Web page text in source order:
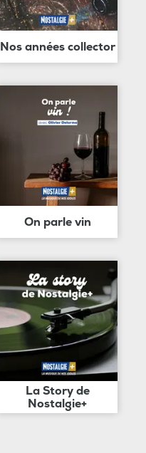
Nos années collector
On parle vin
La Story de
Nostalgie+